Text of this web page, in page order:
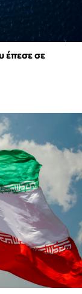
έπεσε σε